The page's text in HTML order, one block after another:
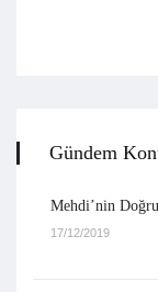
Gündem
Mehdi’nin
17/12/2019